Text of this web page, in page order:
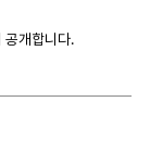
공개합니다.